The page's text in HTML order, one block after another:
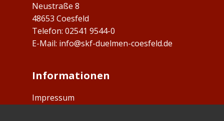
Neustraße 8
48653 Coesfeld
Telefon: ​02541 9544-0
E-Mail: info@skf-duelmen-coesfeld.de
Informationen
Impressum